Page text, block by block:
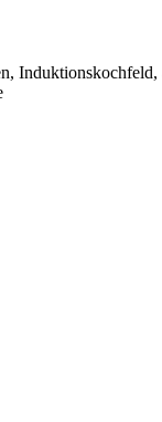
Induktionskochfeld,